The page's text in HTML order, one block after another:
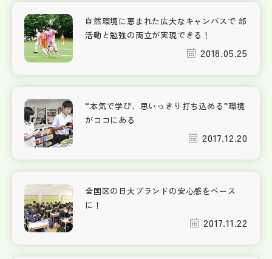
自然環境に恵まれた広大なキャンパスで 部
活動と勉強の両立が実現できる！
2018.05.25
“本気で学び、思いっきり打ち込める”環境
がココにある
2017.12.20
全国区の日大ブランドの安心感をベース
に！
2017.11.22